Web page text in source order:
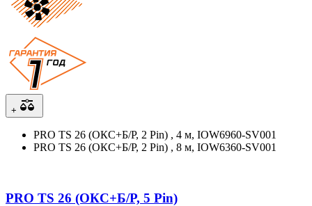
+
PRO TS 26 (ОКС+Б/Р, 2 Pin) , 4 м, IOW6960-SV001
PRO TS 26 (ОКС+Б/Р, 2 Pin) , 8 м, IOW6360-SV001
PRO TS 26 (ОКС+Б/Р, 5 Pin)